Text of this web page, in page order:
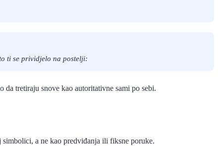
ti se prividjelo na postelji:
tretiraju snove kao autoritativne sami po sebi.
a ne kao predviđanja ili fiksne poruke.